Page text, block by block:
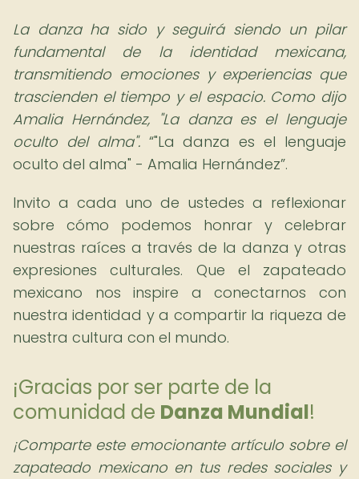
La danza ha sido y seguirá siendo un pilar
fundamental de la identidad mexicana,
transmitiendo emociones y experiencias que
trascienden el tiempo y el espacio. Como dijo
Amalia Hernández, "La danza es el lenguaje
oculto del alma".
"La danza es el lenguaje
oculto del alma" - Amalia Hernández .
Invito a cada uno de ustedes a reflexionar
sobre cómo podemos honrar y celebrar
nuestras raíces a través de la danza y otras
expresiones culturales. Que el zapateado
mexicano nos inspire a conectarnos con
nuestra identidad y a compartir la riqueza de
nuestra cultura con el mundo.
¡Gracias por ser parte de la
comunidad de Danza Mundial!
¡Comparte este emocionante artículo sobre el
zapateado mexicano en tus redes sociales y